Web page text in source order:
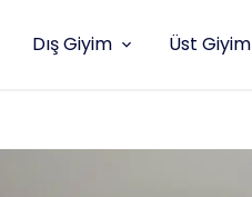
Dış Giyim Üst Giyim